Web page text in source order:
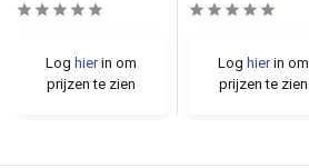
Log hierin om
prijzen te zien
Log hierin om
prijzen te zien